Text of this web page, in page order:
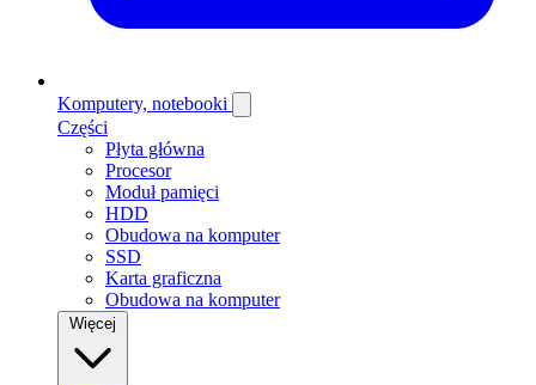
Komputery, notebooki
Części
Płyta główna
Procesor
Moduł pamięci
HDD
Obudowa na komputer
SSD
Karta graficzna
Obudowa na komputer